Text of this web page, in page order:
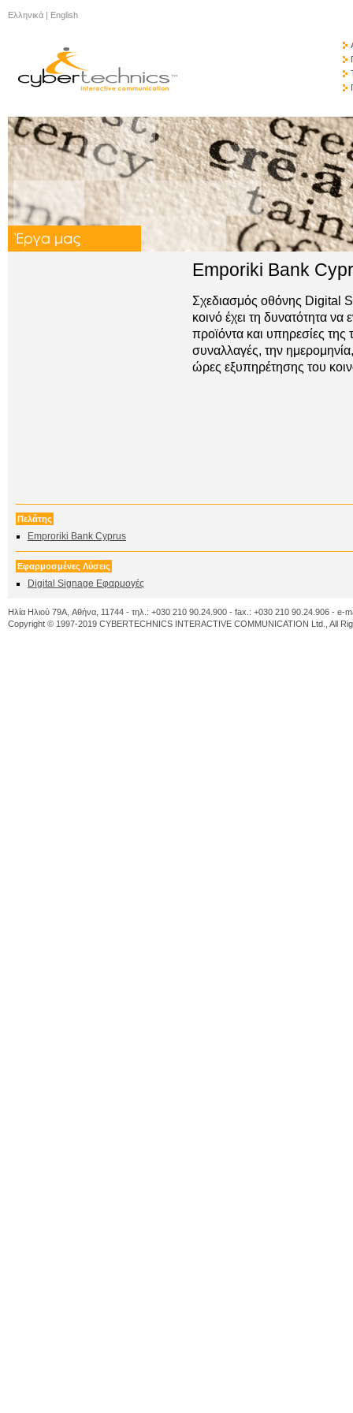
Ελληνικά | English
Emporiki Bank
Σχεδιασμός οθόνης Digital
κοινό έχει τη δυνατότητα
προϊόντα και υπηρεσίες της
συναλλαγές, την
ώρες εξυπηρέτησης του
Πελάτης
Emproriki Bank Cyprus
Εφαρμοσμένες Λύσεις
Digital Signage Εφαρμογές
Ηλία Ηλιού 79A, Αθήνα, 11744 - τηλ.: +030 210 90.24.900 - fax.: +030 210 90.24.906 - e-
Copyright © 1997-2019 CYBERTECHNICS INTERACTIVE COMMUNICATION Ltd., All